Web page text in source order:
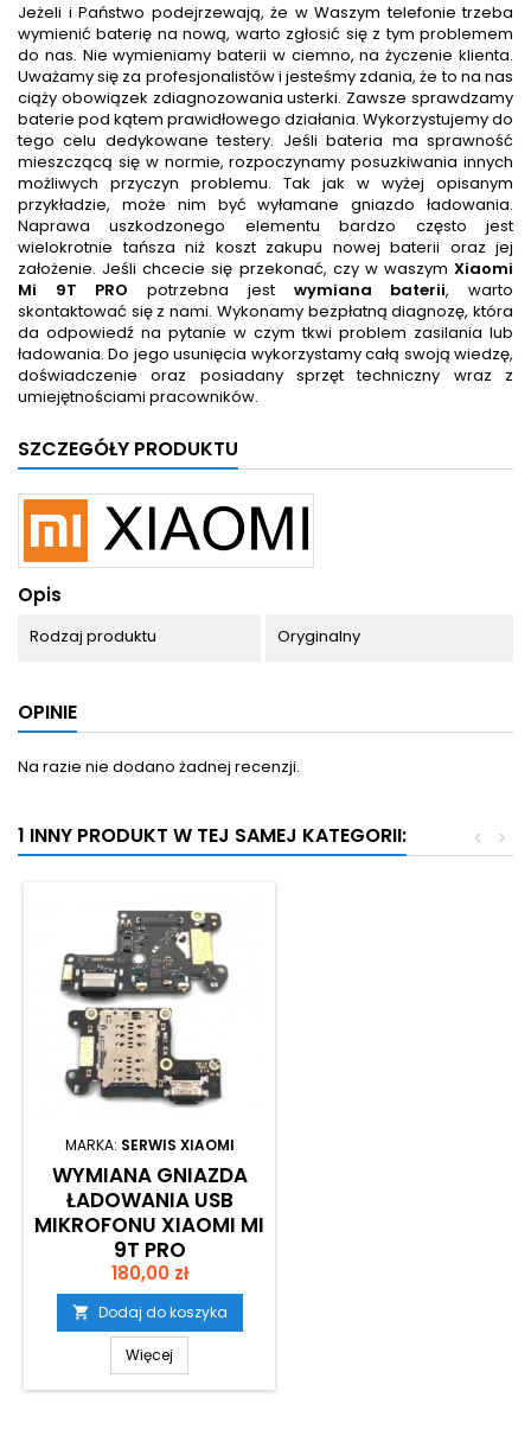
Jeżeli i Państwo podejrzewają, że w Waszym telefonie trzeba
wymienić baterię na nową, warto zgłosić się z tym problemem
do nas. Nie wymieniamy baterii w ciemno, na życzenie klienta.
Uważamy się za profesjonalistów i jesteśmy zdania, że to na nas
ciąży obowiązek zdiagnozowania usterki. Zawsze sprawdzamy
baterie pod kątem prawidłowego działania. Wykorzystujemy do
tego celu dedykowane testery. Jeśli bateria ma sprawność
mieszczącą się w normie, rozpoczynamy posuzkiwania innych
możliwych przyczyn problemu. Tak jak w wyżej opisanym
przykładzie, może nim być wyłamane gniazdo ładowania.
Naprawa uszkodzonego elementu bardzo często jest
wielokrotnie tańsza niż koszt zakupu nowej baterii oraz jej
założenie. Jeśli chcecie się przekonać, czy w waszym Xiaomi
Mi 9T PRO
potrzebna jest wymiana baterii, warto
skontaktować się z nami. Wykonamy bezpłatną diagnozę, która
da odpowiedź na pytanie w czym tkwi problem zasilania lub
ładowania. Do jego usunięcia wykorzystamy całą swoją wiedzę,
doświadczenie oraz posiadany sprzęt techniczny wraz z
umiejętnościami pracowników.
SZCZEGÓŁY PRODUKTU
Opis
Rodzaj produktu Oryginalny
OPINIE
Na razie nie dodano żadnej recenzji.
1 INNY PRODUKT W TEJ SAMEJ KATEGORII: >
<
MARKA: SERWIS XIAOMI
WYMIANA GNIAZDA
ŁADOWANIA USB
MIKROFONU XIAOMI MI
9T PRO
Cena
180,00 zł
 Dodaj do koszyka
Więcej